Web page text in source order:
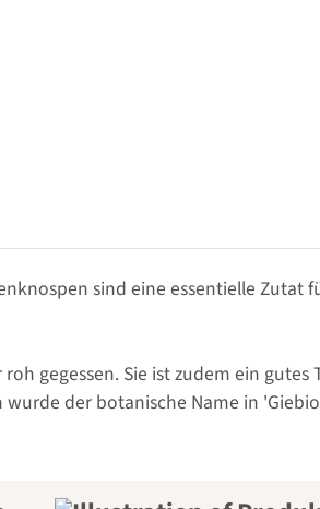
sind eine essentielle Zutat
gegessen. Sie ist zudem ein gutes
der botanische Name in